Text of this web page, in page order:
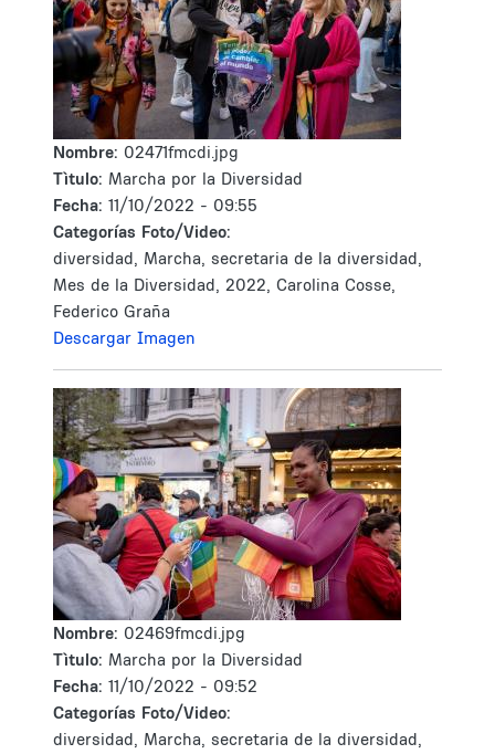
Nombre: 02471fmcdi.jpg
Tìtulo: Marcha por la Diversidad
Fecha: 11/10/2022 - 09:55
Categorías Foto/Video:
diversidad, Marcha, secretaria de la diversidad,
Mes de la Diversidad, 2022, Carolina Cosse,
Federico Graña
Descargar Imagen
Nombre: 02469fmcdi.jpg
Tìtulo: Marcha por la Diversidad
Fecha: 11/10/2022 - 09:52
Categorías Foto/Video:
diversidad, Marcha, secretaria de la diversidad,